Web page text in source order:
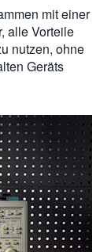
mit einer
alle Vorteile
nutzen, ohne
Geräts